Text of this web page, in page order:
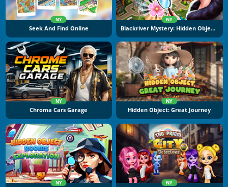
NY
Seek And Find Online
NY
Blackriver Mystery: Hidden Objects
NY
Chroma Cars Garage
NY
Hidden Object: Great Journey
NY NY